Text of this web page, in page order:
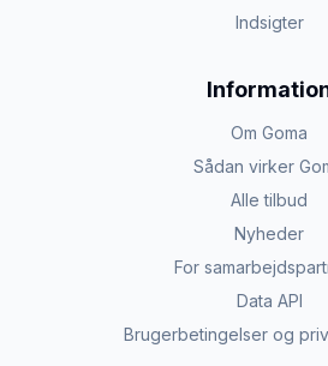
Indsigter
Om Goma
Sådan virker
Alle tilbud
Nyheder
For
Data API
Brugerbetingelser og